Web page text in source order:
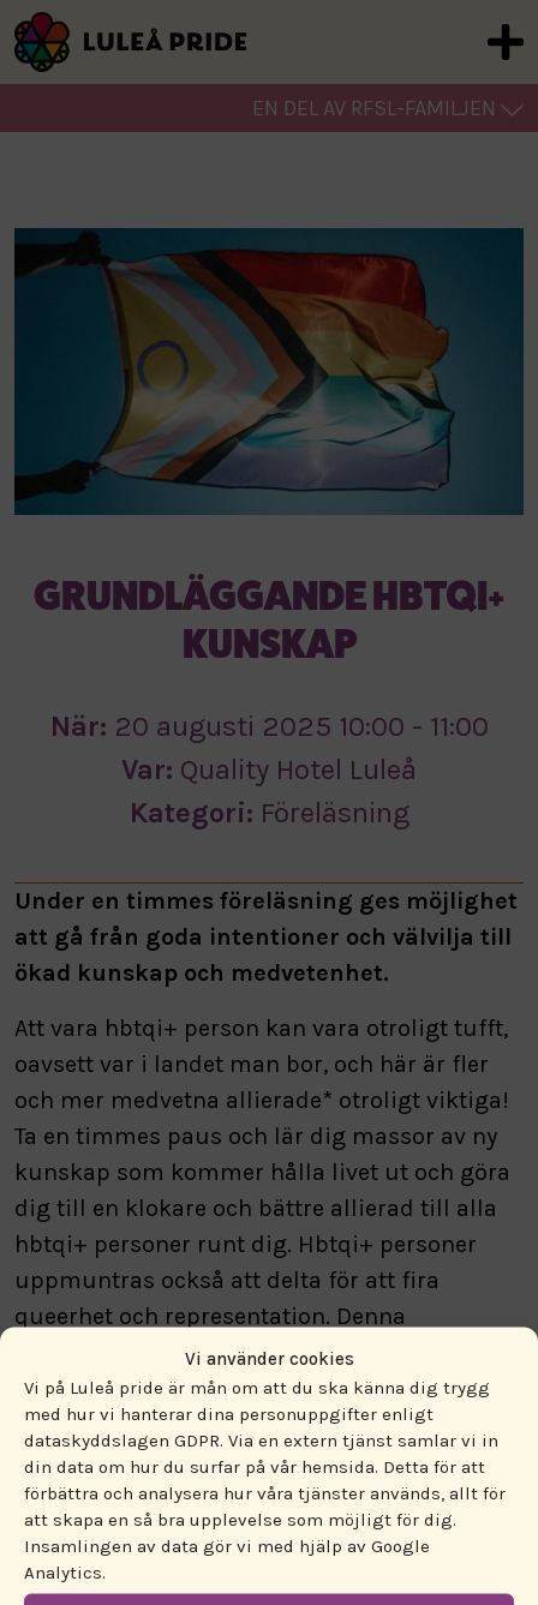
Vi använder cookies
Vi på Luleå pride är mån om att du ska känna dig trygg
med hur vi hanterar dina personuppgifter enligt
dataskyddslagen GDPR. Via en extern tjänst samlar vi in
din data om hur du surfar på vår hemsida. Detta för att
förbättra och analysera hur våra tjänster används, allt för
att skapa en så bra upplevelse som möjligt för dig.
Insamlingen av data gör vi med hjälp av Google
Analytics.
EN DEL AV RFSL-FAMILJEN
GRUNDLÄGGANDE HBTQI+
KUNSKAP
När: 20 augusti 2025 10:00 - 11:00
Var: Quality Hotel Luleå
Kategori: Föreläsning
Under en timmes föreläsning ges möjlighet
att gå från goda intentioner och välvilja till
ökad kunskap och medvetenhet.
Att vara hbtqi+ person kan vara otroligt tufft,
oavsett var i landet man bor, och här är fler
och mer medvetna allierade* otroligt viktiga!
Ta en timmes paus och lär dig massor av ny
kunskap som kommer hålla livet ut och göra
dig till en klokare och bättre allierad till alla
hbtqi+ personer runt dig. Hbtqi+ personer
uppmuntras också att delta för att fira
queerhet och representation. Denna
föreläsning är för communityt och dess
självklara och okränkbara plats i samhället.
Alla är välkomna! Detta är en chans att
utmana föreställningar, krossa fördomar och
skapa ökad medvetenhet tillsammans.
*allierade